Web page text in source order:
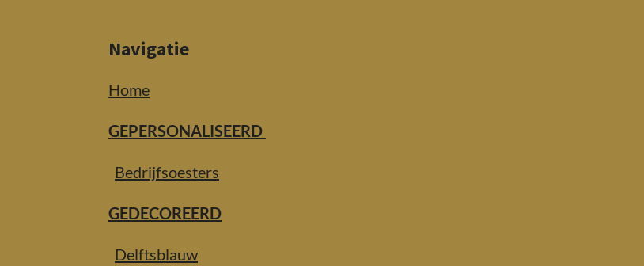
Navigatie
Home
GEPERSONALISEERD
Bedrijfsoesters
GEDECOREERD
Delftsblauw